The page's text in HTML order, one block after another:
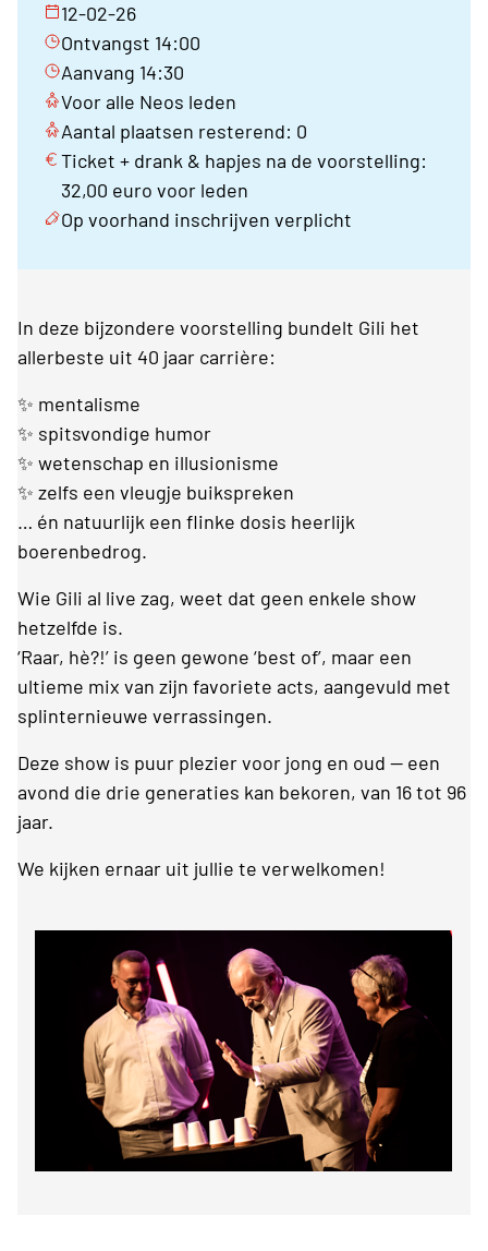
12-02-26
Ontvangst 14:00
Aanvang 14:30
Voor alle Neos leden
Aantal plaatsen resterend: 0
Ticket + drank & hapjes na de voorstelling:
32,00 euro voor leden
Op voorhand inschrijven verplicht
In deze bijzondere voorstelling bundelt Gili het
allerbeste uit 40 jaar carrière:
✨ mentalisme
✨ spitsvondige humor
✨ wetenschap en illusionisme
✨ zelfs een vleugje buikspreken
… én natuurlijk een flinke dosis heerlijk
boerenbedrog.
Wie Gili al live zag, weet dat geen enkele show
hetzelfde is.
‘Raar, hè?!’ is geen gewone ‘best of’, maar een
ultieme mix van zijn favoriete acts, aangevuld met
splinternieuwe verrassingen.
Deze show is puur plezier voor jong en oud — een
avond die drie generaties kan bekoren, van 16 tot 96
jaar.
We kijken ernaar uit jullie te verwelkomen!